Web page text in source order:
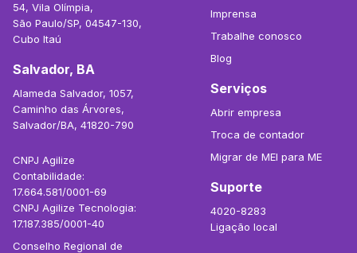
54, Vila Olímpia,
São Paulo/SP, 04547-130,
Cubo Itaú
Salvador, BA
Alameda Salvador, 1057,
Caminho das Árvores,
Salvador/BA, 41820-790
CNPJ Agilize
Contabilidade:
17.664.581/0001-69
CNPJ Agilize Tecnologia:
17.187.385/0001-40
Conselho Regional de
Imprensa
Trabalhe conosco
Blog
Serviços
Abrir empresa
Troca de contador
Migrar de MEI para ME
Suporte
4020-8283
Ligação local